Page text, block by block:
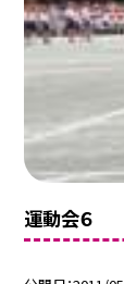
運動会６